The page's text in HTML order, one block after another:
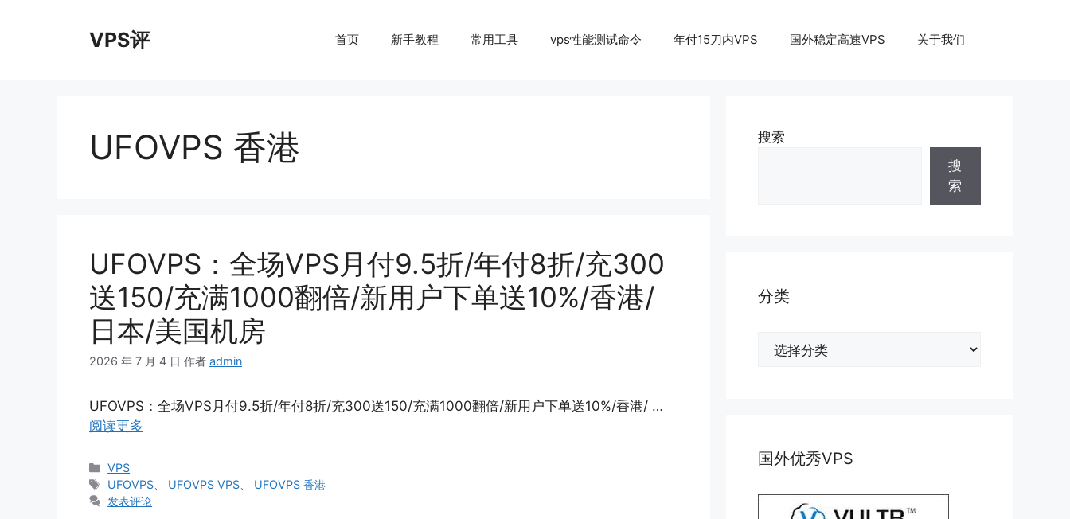
VPS评 首页 新手教程 常用工具 vps性能测试命令 年付15刀内VPS 国外稳定高速VPS 关于我们
UFOVPS 香港
UFOVPS：全场VPS月付9.5折/年付8折/充300
送150/充满1000翻倍/新用户下单送10%/香港/
日本/美国机房
2026 年 7 月 4 日 作者 admin
UFOVPS：全场VPS月付9.5折/年付8折/充300送150/充满1000翻倍/新用户下单送10%/香港/ …
阅读更多
分
类
VPS
标
签
UFOVPS UFOVPS VPS
UFOVPS 香港
发表评论
搜索
搜
索
分类
国外优秀VPS